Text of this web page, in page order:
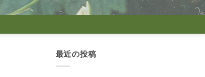
最近の投稿